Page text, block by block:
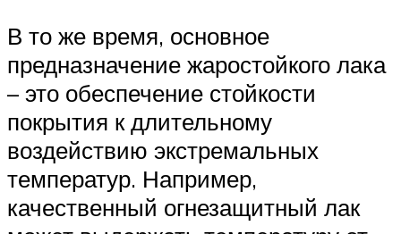
В то же время, основное
предназначение жаростойкого лака
– это обеспечение стойкости
покрытия к длительному
воздействию экстремальных
температур. Например,
качественный огнезащитный лак